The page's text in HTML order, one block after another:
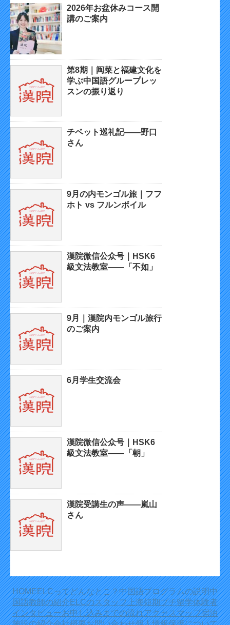
2026年お盆休みコース開
講のご案内
第8期｜闽菜と福建文化を
学ぶ中国語グループレッ
スンの振り返り
チベット巡礼記——野口
さん
9月の内モンゴル旅｜フフ
ホト vs フルンボイル
漢院微信公众号｜HSK6
級文法教室——「不如」
9月｜漢院内モンゴル旅行
のご案内
6月学生交流会
漢院微信公众号｜HSK6
級文法教室——「朝」
漢院受講生の声——嵐山
さん
HOMEELCってどんなとこ？中国語プログラムの説明中
国語教師の紹介ELCのスタッフ上海短期プチ留学体験者
インタビューお申し込みまでの流れアクセスマップ宿泊